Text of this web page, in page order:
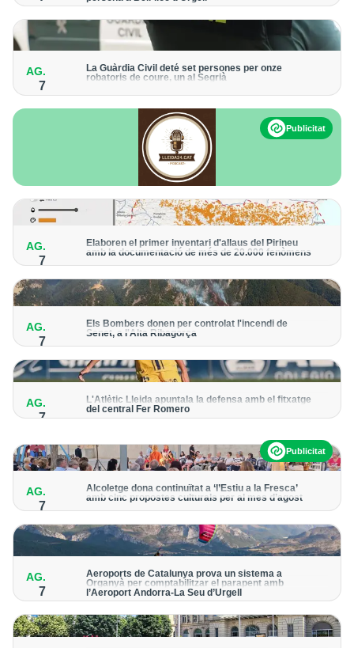
forma progressiva
AG.
7
La Guàrdia Civil deté set persones per onze
robatoris de coure, un al Segrià
Publicitat
AG.
7
Elaboren el primer inventari d'allaus del Pirineu
amb la documentació de més de 20.000 fenòmens
Obra de l'Institut Cartogràfic i Geològic de Catalunya, amb
AG.
7
Els Bombers donen per controlat l'incendi de
Senet, a l'Alta Ribagorça
El cos manté la vigilància de la zona amb drons i mitjans aeris
AG.
7
L'Atlètic Lleida apuntala la defensa amb el fitxatge
del central Fer Romero
Publicitat
AG.
7
Alcoletge dona continuïtat a ‘l’Estiu a la Fresca’
amb cinc propostes culturals per al mes d’agost
Un dels grans protagonistes de la programació serà
AG.
7
Aeroports de Catalunya prova un sistema a
Organyà per comptabilitzar el parapent amb
l’Aeroport Andorra-La Seu d’Urgell
mòbil per donar pas als avions amb vols instrumentals